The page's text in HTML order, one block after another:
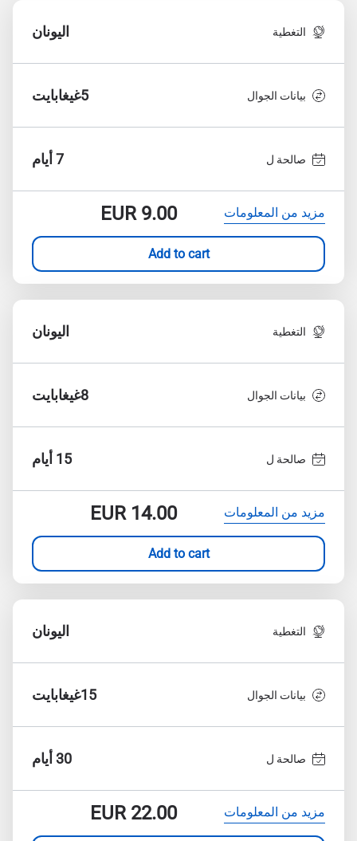
التغطية اليونان
بيانات الجوال 5غيغابايت
صالحة ل 7 أيام
مزيد من المعلومات EUR9.00
Add to cart
التغطية اليونان
بيانات الجوال 8غيغابايت
صالحة ل 15 أيام
مزيد من المعلومات EUR14.00
Add to cart
التغطية اليونان
بيانات الجوال 15غيغابايت
صالحة ل 30 أيام
مزيد من المعلومات EUR22.00